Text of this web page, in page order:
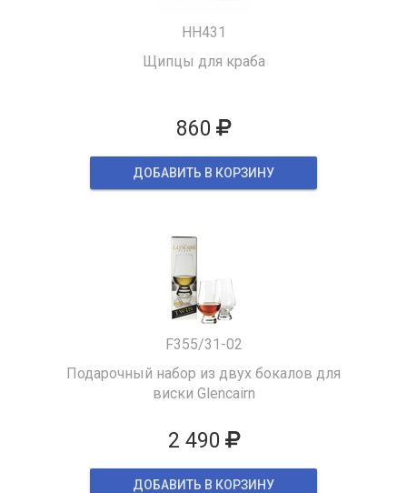
HH431
Щипцы для краба
860
ДОБАВИТЬ В КОРЗИНУ
F355/31-02
Подарочный набор из двух бокалов для
виски Glencairn
2 490
ДОБАВИТЬ В КОРЗИНУ